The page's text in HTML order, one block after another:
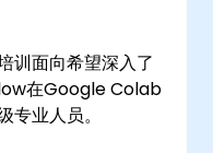
训面向希望深入了
在Google Colab
业人员。